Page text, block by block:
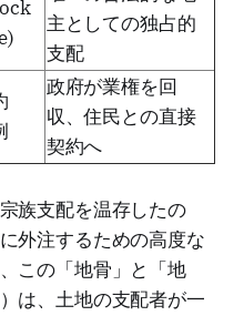
主としての独占的
支配
政府が業権を回
収、住民との直接
契約へ
族支配を温存したの
外注するための高度な
この「地骨」と「地
は、土地の支配者が一